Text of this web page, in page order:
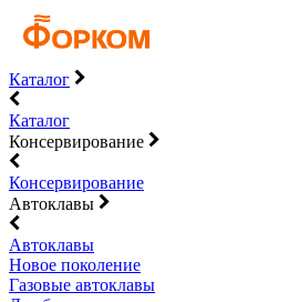
Каталог
Каталог
Консервирование
Консервирование
Автоклавы
Автоклавы
Новое поколение
Газовые автоклавы